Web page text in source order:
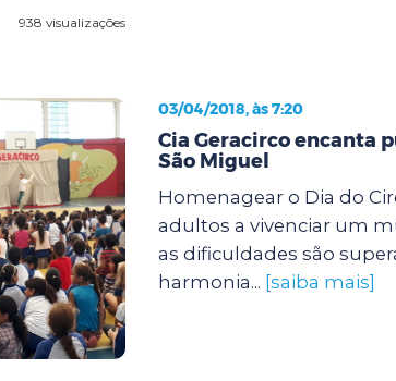
938 visualizações
03/04/2018, às 7:20
Cia Geracirco encanta
São Miguel
Homenagear o Dia do
adultos a vivenciar um
as dificuldades são
harmonia... [saiba mais]